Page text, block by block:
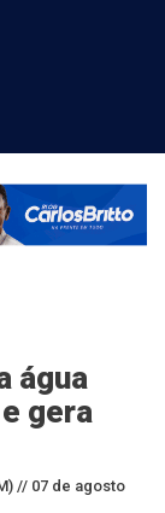
água
gera
// 07 de agosto